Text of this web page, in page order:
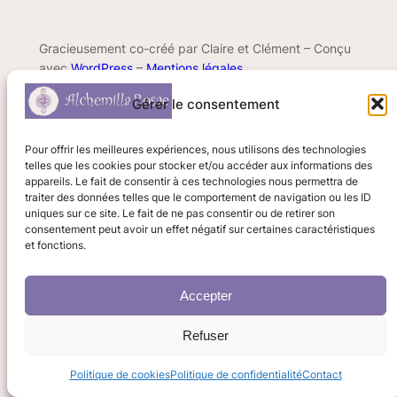
Gérer le consentement
Pour offrir les meilleures expériences, nous utilisons des technologies
telles que les cookies pour stocker et/ou accéder aux informations des
appareils. Le fait de consentir à ces technologies nous permettra de
traiter des données telles que le comportement de navigation ou les ID
uniques sur ce site. Le fait de ne pas consentir ou de retirer son
consentement peut avoir un effet négatif sur certaines caractéristiques
et fonctions.
Accepter
Refuser
Politique de cookiesPolitique de confidentialitéContact
Gracieusement co-créé par Claire et Clément – Conçu
avecWordPress–Mentions légales